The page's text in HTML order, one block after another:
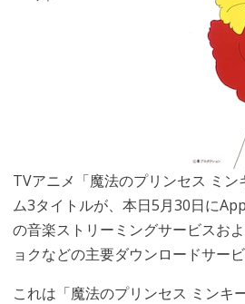
TVアニメ「魔法のプリンセス ミ
ム3タイトルが、本日5月30日に
の音楽ストリーミングサービスお
ョクなどの主要ダウンロードサー
これは「魔法のプリンセス ミンキ